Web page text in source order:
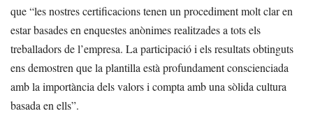
que “les nostres certificacions tenen un procediment molt clar en
estar basades en enquestes anònimes realitzades a tots els
treballadors de l’empresa. La participació i els resultats obtinguts
ens demostren que la plantilla està profundament conscienciada
amb la importància dels valors i compta amb una sòlida cultura
basada en ells”.